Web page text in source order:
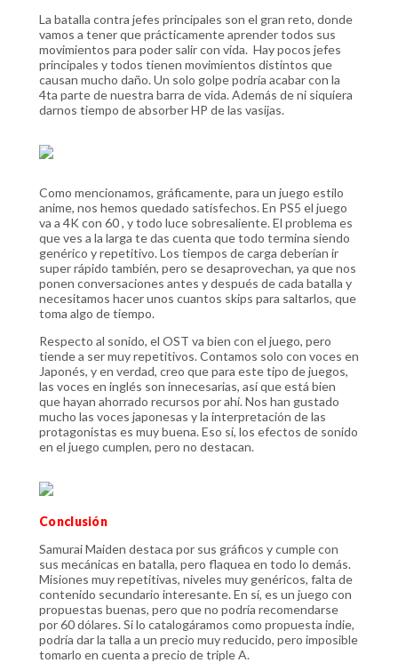
La batalla contra jefes principales son el gran reto, donde
vamos a tener que prácticamente aprender todos sus
movimientos para poder salir con vida. Hay pocos jefes
principales y todos tienen movimientos distintos que
causan mucho daño. Un solo golpe podría acabar con la
4ta parte de nuestra barra de vida. Además de ni siquiera
darnos tiempo de absorber HP de las vasijas.
Como mencionamos, gráficamente, para un juego estilo
anime, nos hemos quedado satisfechos. En PS5 el juego
va a 4K con 60 , y todo luce sobresaliente. El problema es
que ves a la larga te das cuenta que todo termina siendo
genérico y repetitivo. Los tiempos de carga deberían ir
super rápido también, pero se desaprovechan, ya que nos
ponen conversaciones antes y después de cada batalla y
necesitamos hacer unos cuantos skips para saltarlos, que
toma algo de tiempo.
Respecto al sonido, el OST va bien con el juego, pero
tiende a ser muy repetitivos. Contamos solo con voces en
Japonés, y en verdad, creo que para este tipo de juegos,
las voces en inglés son innecesarias, así que está bien
que hayan ahorrado recursos por ahí. Nos han gustado
mucho las voces japonesas y la interpretación de las
protagonistas es muy buena. Eso sí, los efectos de sonido
en el juego cumplen, pero no destacan.
Conclusión
Samurai Maiden destaca por sus gráficos y cumple con
sus mecánicas en batalla, pero flaquea en todo lo demás.
Misiones muy repetitivas, niveles muy genéricos, falta de
contenido secundario interesante. En sí, es un juego con
propuestas buenas, pero que no podría recomendarse
por 60 dólares. Si lo catalogáramos como propuesta indie,
podría dar la talla a un precio muy reducido, pero imposible
tomarlo en cuenta a precio de triple A.